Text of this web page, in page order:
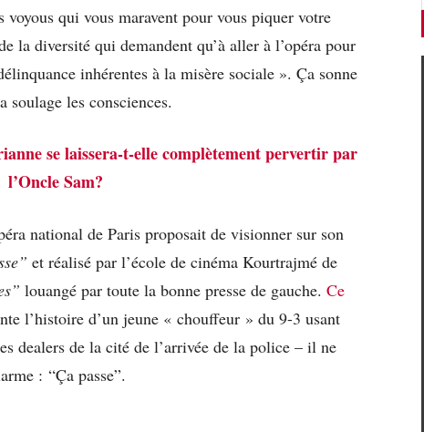
voyous qui vous maravent pour vous piquer votre
la diversité qui demandent qu’à aller à l’opéra pour
inhérentes à la misère sociale ». Ça sonne
soulage les consciences.
se laissera-t-elle complètement pervertir par
l’Oncle Sam?
national de Paris proposait de visionner sur son
et réalisé par l’école de cinéma Kourtrajmé de
louangé par toute la bonne presse de gauche. Ce
l’histoire d’un jeune « chouffeur » du 9-3 usant
dealers de la cité de l’arrivée de la police – il ne
: “Ça passe”.